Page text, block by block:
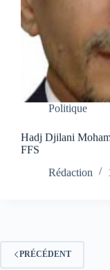
Politique
Hadj Djilani
FFS
Rédaction
PRÉCÉDENT